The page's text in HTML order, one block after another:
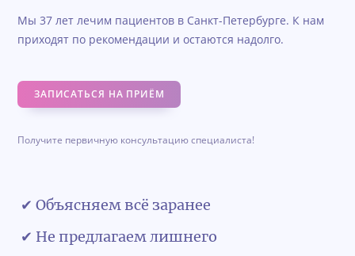
Мы 37 лет лечим пациентов в Санкт-Петербурге. К нам
приходят по рекомендации и остаются надолго.
ЗАПИСАТЬСЯ НА ПРИЁМ
Получите первичную консультацию специалиста!
✔ Объясняем всё заранее
✔ Не предлагаем лишнего